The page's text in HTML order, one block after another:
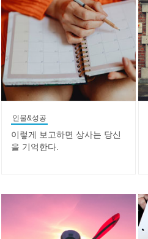
인물&성공
이렇게 보고하면 상사는 당신
을 기억한다.